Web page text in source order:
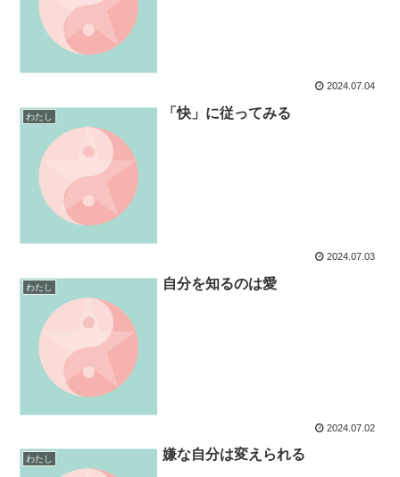
2024.07.04
わたし 「快」に従ってみる
2024.07.03
わたし 自分を知るのは愛
2024.07.02
わたし 嫌な自分は変えられる